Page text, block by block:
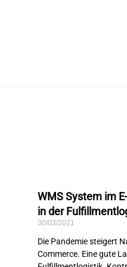
WMS System im
in der
30/03/2021
Die Pandemie steigert
Commerce. Eine gute